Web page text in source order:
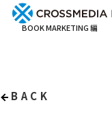
BOOK MARKETING 編
BACK